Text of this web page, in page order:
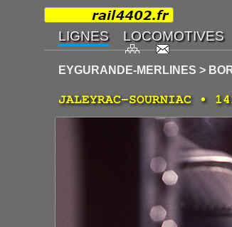
EYGURANDE-MERLINES >
JALEYRAC-SOURNIAC •